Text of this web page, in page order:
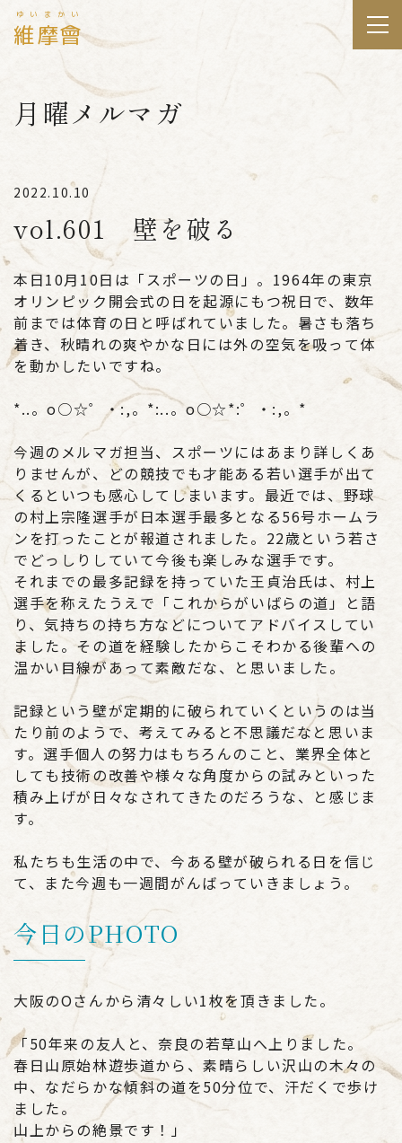
維摩會
ゆいまかい
月曜メルマガ
2022.10.10
vol.601 壁を破る
本日10月10日は「スポーツの日」。1964年の東京
オリンピック開会式の日を起源にもつ祝日で、数年
前までは体育の日と呼ばれていました。暑さも落ち
着き、秋晴れの爽やかな日には外の空気を吸って体
を動かしたいですね。
*..。o○☆゜・:,。*:..。o○☆*:゜・:,。*
今週のメルマガ担当、スポーツにはあまり詳しくあ
りませんが、どの競技でも才能ある若い選手が出て
くるといつも感心してしまいます。最近では、野球
の村上宗隆選手が日本選手最多となる56号ホームラ
ンを打ったことが報道されました。22歳という若さ
でどっしりしていて今後も楽しみな選手です。
それまでの最多記録を持っていた王貞治氏は、村上
選手を称えたうえで「これからがいばらの道」と語
り、気持ちの持ち方などについてアドバイスしてい
ました。その道を経験したからこそわかる後輩への
温かい目線があって素敵だな、と思いました。
記録という壁が定期的に破られていくというのは当
たり前のようで、考えてみると不思議だなと思いま
す。選手個人の努力はもちろんのこと、業界全体と
しても技術の改善や様々な角度からの試みといった
積み上げが日々なされてきたのだろうな、と感じま
す。
私たちも生活の中で、今ある壁が破られる日を信じ
て、また今週も一週間がんばっていきましょう。
今日のPHOTO
大阪のOさんから清々しい1枚を頂きました。
「50年来の友人と、奈良の若草山へ上りました。
春日山原始林遊歩道から、素晴らしい沢山の木々の
中、なだらかな傾斜の道を50分位で、汗だくで歩け
ました。
山上からの絶景です！」